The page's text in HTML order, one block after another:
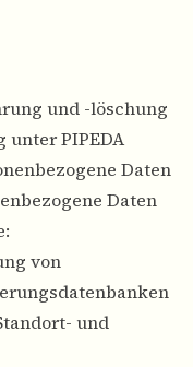
und -löschung
PIPEDA
Daten
Daten
von
und